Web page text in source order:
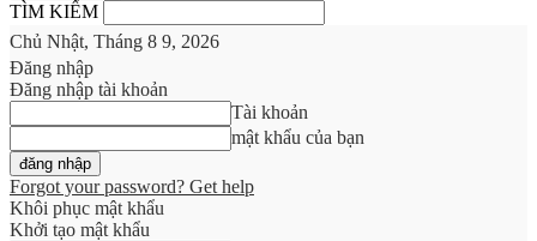
TÌM KIẾM
Chủ Nhật, Tháng 8 9, 2026
Đăng nhập
Đăng nhập tài khoản
Tài khoản
mật khẩu của bạn
Forgot your password? Get help
Khôi phục mật khẩu
Khởi tạo mật khẩu